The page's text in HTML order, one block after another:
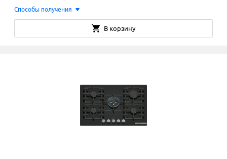
Способы получения
В корзину